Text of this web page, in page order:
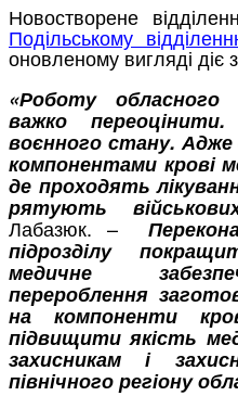
Новостворене
Подільському
оновленому вигляді діє
«Роботу
важко
воєнного стану. Адже
компонентами крові
де проходять
рятують
Лабазюк. –
підрозділу
медичне
перероблення
на компоненти
підвищити якість
захисникам і
північного регіону